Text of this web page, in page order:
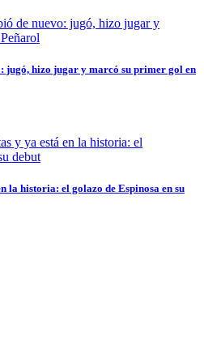
jugó, hizo jugar y marcó su primer gol en
la historia: el golazo de Espinosa en su